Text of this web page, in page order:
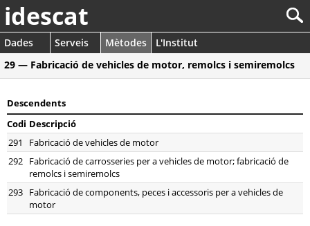
idescat
Dades Serveis Mètodes
L'Institut
29 — Fabricació de vehicles de motor, remolcs i semiremolcs
Descendents
Codi Descripció
291
Fabricació de vehicles de motor
292 Fabricació de carrosseries per a vehicles de motor; fabricació de
remolcs i semiremolcs
293 Fabricació de components, peces i accessoris per a vehicles de
motor